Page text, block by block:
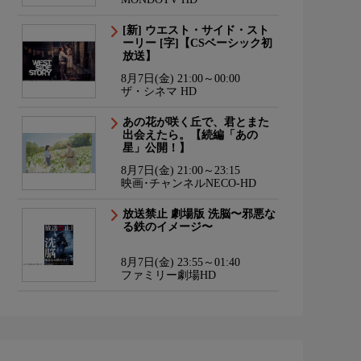
[新] ウエスト・サイド・スト
ーリー [字]【CSベーシック初
放送】
8月7日(金) 21:00～00:00
ザ・シネマ HD
あの花が咲く丘で、君とまた
出会えたら。【続編「あの
星」公開！】
8月7日(金) 21:00～23:15
映画･チャンネルNECO-HD
放送禁止 劇場版 洗脳〜邪悪な
る鉄のイメージ〜
8月7日(金) 23:55～01:40
ファミリー劇場HD